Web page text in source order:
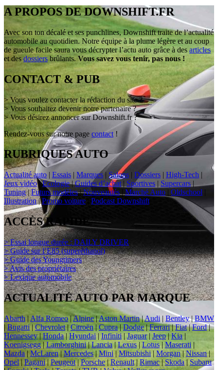
A PROPOS DE DOWNSHIFT.FR
Avec son ton décalé et ses punchlines, Downshift traite de l’actualité
automobile au quotidien. Notre équipe à la plume légère et au coup
de gueule facile saura vous décrypter l’actu auto grâce à des articles
et des dossiers brûlants. Vous savez vous tenir, pas nous !
CONTACT & PUB
> Vous voulez contacter la rédaction du site ?
> Vous souhaitez devenir notre partenaire ?
> Vous désirez annoncer sur Downshift.fr ?
Rendez-vous sur notre page contact !
RUBRIQUES AUTO
Actualité auto | Essais | Marques |Salons | Dossiers | High-Tech |
Jeux vidéo|Ecologie|Guides d’achat | Sportives | Supercars |
Tuning|Futurs modèles|Nouveautés| Marché Auto | Oldschool |
Illustration|Promo voiture Podcast Downshift
ACCÈS RAPIDE
> Essai longue durée : DAILY DRIVER
> Guide sur l’E85 (superéthanol)
> Guide des Youngtimers
> Avis des propriétaires
> Lexique automobile
ACTUALITÉ AUTO PAR MARQUE
Abarth | Alfa Romeo|Alpine|Aston Martin|Audi | Bentley|BMW
| Bugatti|Chevrolet|Citroën |Cupra | Dodge|Ferrari|Fiat|Ford|
Hennessey| Honda| Hyundai |Infiniti | Jaguar| Jeep|Kia |
Koenigsegg|Lamborghini|Lancia|Lexus | Lotus| Maserati |
Mazda |McLaren|Mercedes | Mini | Mitsubishi | Morgan|Nissan|
Opel | Pagani|Peugeot|Porsche | Renault| Rimac|Skoda | Subaru